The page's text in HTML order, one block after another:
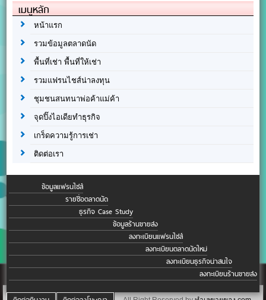
เมนูหลัก
หน้าแรก
รวมข้อมูลตลาดนัด
พื้นที่เช่า พื้นที่ให้เช่า
รวมแฟรนไชส์น่าลงทุน
ชุมชนสนทนาพ่อค้าแม่ค้า
จุดปิ๊งไอเดียทำธุรกิจ
เกร็ดความรู้การเช่า
ติดต่อเรา
ข้อมูลแฟรนไชส์
รายชื่อตลาดนัด
ธุรกิจ Case Study
ข้อมูลร้านขายส่ง
ลงทะเบียนแฟรนไชส์
ลงทะเบียนตลาดนัดใหม่
ลงทะเบียนธุรกิจน่าสนใจ
ลงทะเบียนร้านขายส่ง